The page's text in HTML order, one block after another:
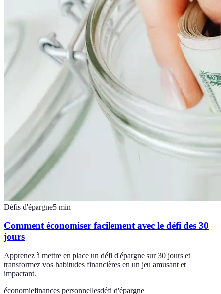
Défis d'épargne5 min
Comment économiser facilement avec le défi des 30
jours
Apprenez à mettre en place un défi d'épargne sur 30 jours et
transformez vos habitudes financières en un jeu amusant et
impactant.
économiefinances personnellesdéfi d'épargne